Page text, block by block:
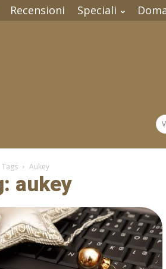
Recensioni Speciali
Tags Aukey
aukey